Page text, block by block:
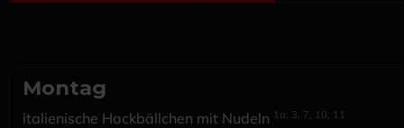
Montag
italienische Hackbällchen mit Nudeln 1a, 3, 7, 10, 11